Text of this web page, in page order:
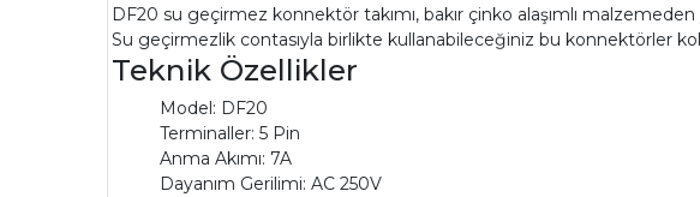
DF20 su geçirmez konnektör takımı, bakır çinko alaşımlı
Su geçirmezlik contasıyla birlikte kullanabileceğiniz bu konnektörler
Teknik Özellikler
Model: DF20
Terminaller: 5 Pin
Anma Akımı: 7A
Dayanım Gerilimi: AC 250V